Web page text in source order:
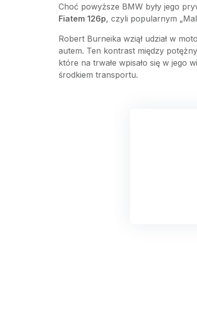
Choć powyższe BMW były jego
Fiatem 126p, czyli popularnym
Robert Burneika wziął udział w
autem. Ten kontrast między
które na trwałe wpisało się w jego
środkiem transportu.